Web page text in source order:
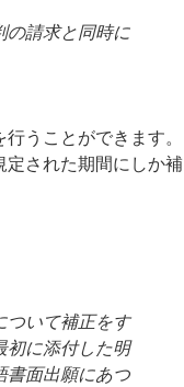
請求と同時に
うことができます。
定された期間にしか補
いて補正をす
初に添付した明
書面出願にあつ